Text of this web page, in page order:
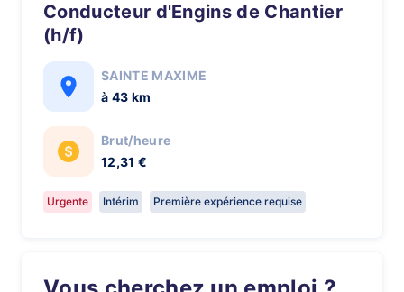
Conducteur d'Engins de Chantier
(h/f)
SAINTE MAXIME
à 43 km
Brut/heure
12,31 €
Urgente Intérim Première expérience requise